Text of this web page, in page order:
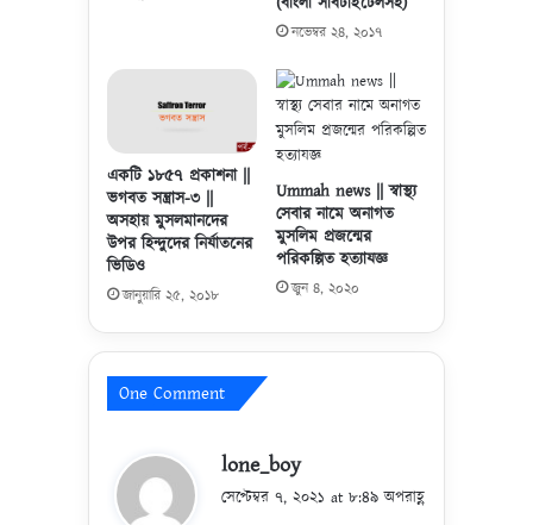
লি
দ
বি
ন
আ
ব্দু
র
আ
সা
নভেম্বর ২৪, ২০১৭
একটি ১৮৫৭ প্রকাশনা ||
ভগবত সন্ত্রাস-৩ ||
অসহায় মুসলমানদের
উপর হিন্দুদের নির্যাতনের
ভিডিও
জানুয়ারি ২৫, ২০১৮
Ummah news || স্বাস্থ্য
সেবার নামে অনাগত
মুসলিম প্রজন্মের
পরিকল্পিত হত্যাযজ্ঞ
জুন ৪, ২০২০
One Comment
lone_boys
সেপ্টেম্বর ৭, ২০২১ at ৮:৪৯ অপরাহ্ণ